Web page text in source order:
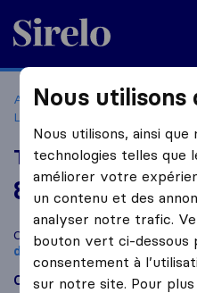
Sirelo.fr
Accueil Déménageurs
Loup
Transports
8,8 basé
avis Sirelo et
Comparez Transports
déménageursà La Colle-sur-
Ce que disent les clients
Nous utilisons
Nous utilisons, ainsi
technologies telles que
améliorer votre
un contenu et des
analyser notre trafic.
bouton vert ci-
consentement à
sur notre site. Pour